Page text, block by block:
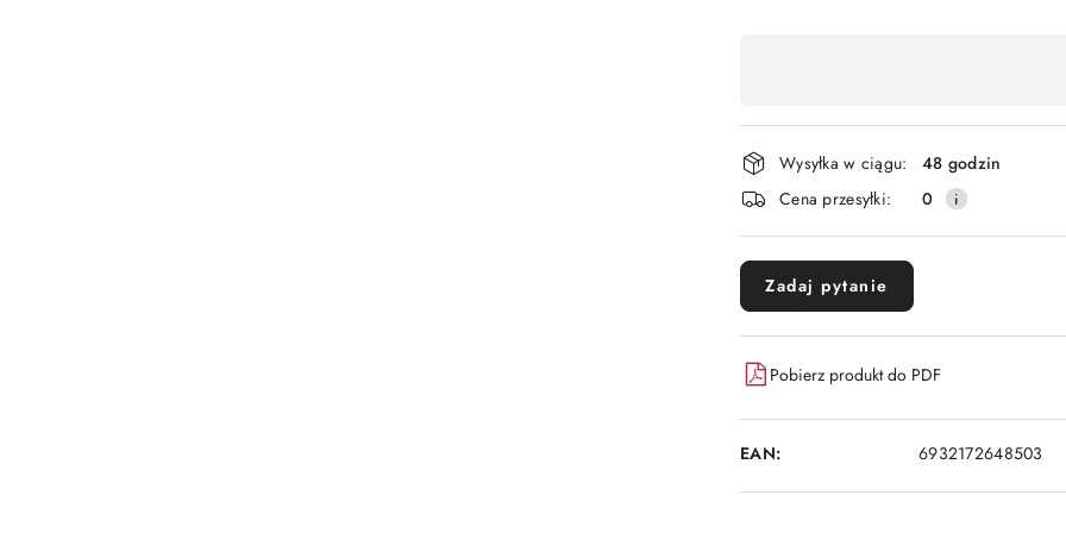
płatność
i
dostawa
Wysyłka w ciągu:
48 godzin
Cena przesyłki:
0
Zadaj pytanie
Pobierz produkt do PDF
EAN: 6932172648503